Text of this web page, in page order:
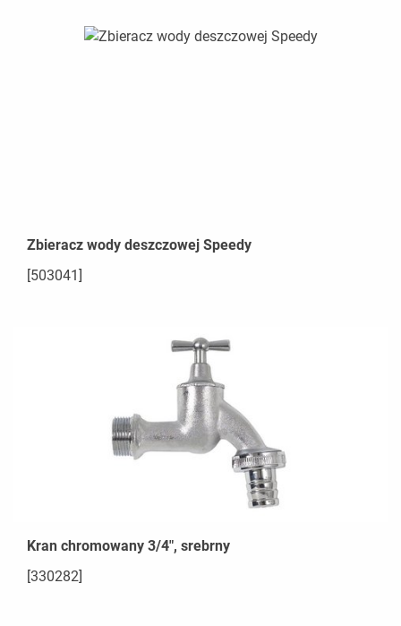
Zbieracz wody deszczowej Speedy
[503041]
Kran chromowany 3/4", srebrny
[330282]